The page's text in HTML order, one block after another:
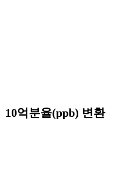
억분율(ppb) 변환